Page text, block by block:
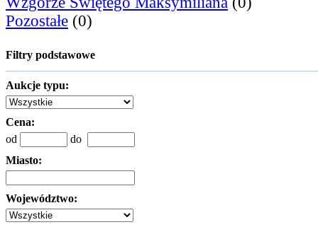
Pozostałe (0)
Filtry podstawowe
Aukcje typu:
Cena:
od
do
Miasto:
Województwo: